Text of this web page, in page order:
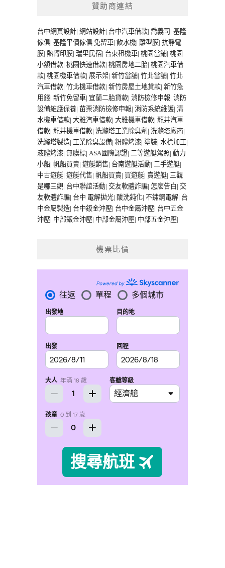
贊助商連結
台中網頁設計| 網站設計| 台中汽車借款| 喬義司 | 基隆
傢俱| 基隆平價傢俱 免留車 | 飲水機| 離型膜| 抗靜電
膜| 熱轉印膜| 瑞里民宿| 台東租機車 | 桃園當鋪| 桃園
小額借款| 桃園快速借款| 桃園房地二胎| 桃園汽車借
款| 桃園機車借款| 展示架| 新竹當舖| 竹北當舖| 竹北
汽車借款| 竹北機車借款| 新竹房屋土地貸款| 新竹急
用錢| 新竹免留車 | 宜蘭二胎貸款| 消防檢修申報| 消防
設備維護保養| 苗栗消防檢修申報| 消防系統維護| 清
水機車借款| 大雅汽車借款| 大雅機車借款| 龍井汽車
借款| 龍井機車借款| 洗滌塔工業除臭劑 | 洗滌塔廠商|
洗滌塔製造| 工業除臭設備| 粉體烤漆| 塗裝| 水標加工|
液體烤漆| 無膜標| ASA國際認證| 二等遊艇駕照| 動力
小船| 帆船買賣| 遊艇銷售| 台南遊艇活動| 二手遊艇|
中古遊艇| 遊艇代售| 帆船買賣| 買遊艇| 賣遊艇| 三觀
是哪三觀| 台中聯誼活動| 交友軟體詐騙| 怎麼告白| 交
友軟體詐騙| 台中 電解拋光| 酸洗鈍化| 不鏽鋼電解| 台
中金屬製造| 台中鈑金沖壓| 台中金屬沖壓| 台中五金
沖壓| 中部鈑金沖壓| 中部金屬沖壓| 中部五金沖壓|
機票比價